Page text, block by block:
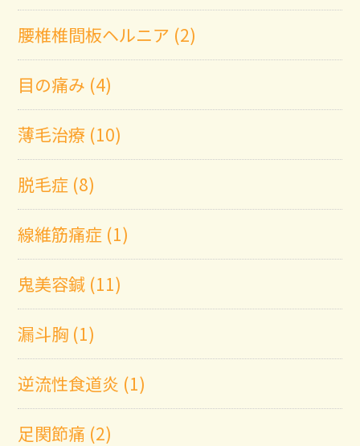
腰椎椎間板ヘルニア (2)
目の痛み (4)
薄毛治療 (10)
脱毛症 (8)
線維筋痛症 (1)
鬼美容鍼 (11)
漏斗胸 (1)
逆流性食道炎 (1)
足関節痛 (2)